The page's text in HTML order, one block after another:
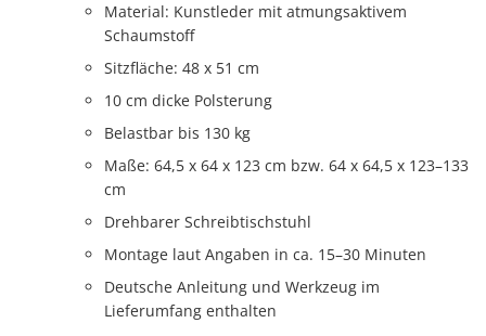
Material: Kunstleder mit atmungsaktivem
Schaumstoff
Sitzfläche: 48 x 51 cm
10 cm dicke Polsterung
Belastbar bis 130 kg
Maße: 64,5 x 64 x 123 cm bzw. 64 x 64,5 x 123–133
cm
Drehbarer Schreibtischstuhl
Montage laut Angaben in ca. 15–30 Minuten
Deutsche Anleitung und Werkzeug im
Lieferumfang enthalten